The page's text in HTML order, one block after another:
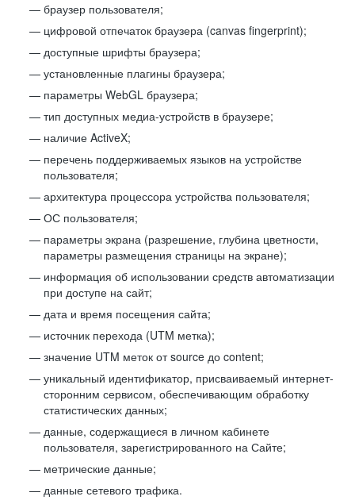
браузер пользователя;
цифровой отпечаток браузера (canvas fingerprint);
доступные шрифты браузера;
установленные плагины браузера;
параметры WebGL браузера;
тип доступных медиа-устройств в браузере;
наличие ActiveX;
перечень поддерживаемых языков на устройстве
пользователя;
архитектура процессора устройства пользователя;
ОС пользователя;
параметры экрана (разрешение, глубина цветности,
параметры размещения страницы на экране);
информация об использовании средств автоматизации
при доступе на сайт;
дата и время посещения сайта;
источник перехода (UTM метка);
значение UTM меток от source до content;
уникальный идентификатор, присваиваемый интернет-
сторонним сервисом, обеспечивающим обработку
статистических данных;
данные, содержащиеся в личном кабинете
пользователя, зарегистрированного на Сайте;
метрические данные;
данные сетевого трафика.